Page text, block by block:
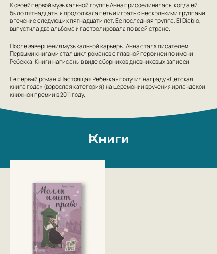
К своей первой музыкальной группе Анна присоединилась, когда ей
было пятнадцать, и продолжала петь и играть с несколькими группами
в течение следующих пятнадцати лет. Ее последняя группа, El Diablo,
выпустила два альбома и гастролировала по всей стране.
После завершения музыкальной карьеры, Анна стала писателем.
Первыми книгами стал цикл романов с главной героиней по имени
Ребекка. Книги написаны в виде сборников дневниковых записей.
Ее первый роман «Настоящая Ребекка» получил награду «Детская
книга года» (взрослая категория) на церемонии вручения ирландской
книжной премии в 2011 году.
Книги